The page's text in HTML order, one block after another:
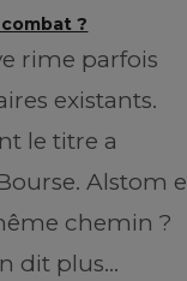
?
rime parfois
existants.
le titre a
Alstom
chemin ?
dit plus…